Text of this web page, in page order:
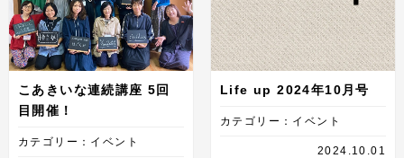
こあきいな連続講座 5回
目開催！
カテゴリー：イベント
Life up 2024年10月号
カテゴリー：イベント
2024.10.01